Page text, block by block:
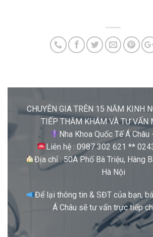
CHUYÊN GIA TRÊN 15 NĂM KINH
TIẾP THĂM KHÁM VÀ TƯ VẤN
Nha Khoa Quốc Tế Á Châu
Liên hệ : 0987 302 621 **
Địa chỉ : 50A Phố Bà Triệu, Hàng
Hà Nội
Để lại thông tin & SĐT của bạn,
Á Châu sẽ tư vấn trực tiếp